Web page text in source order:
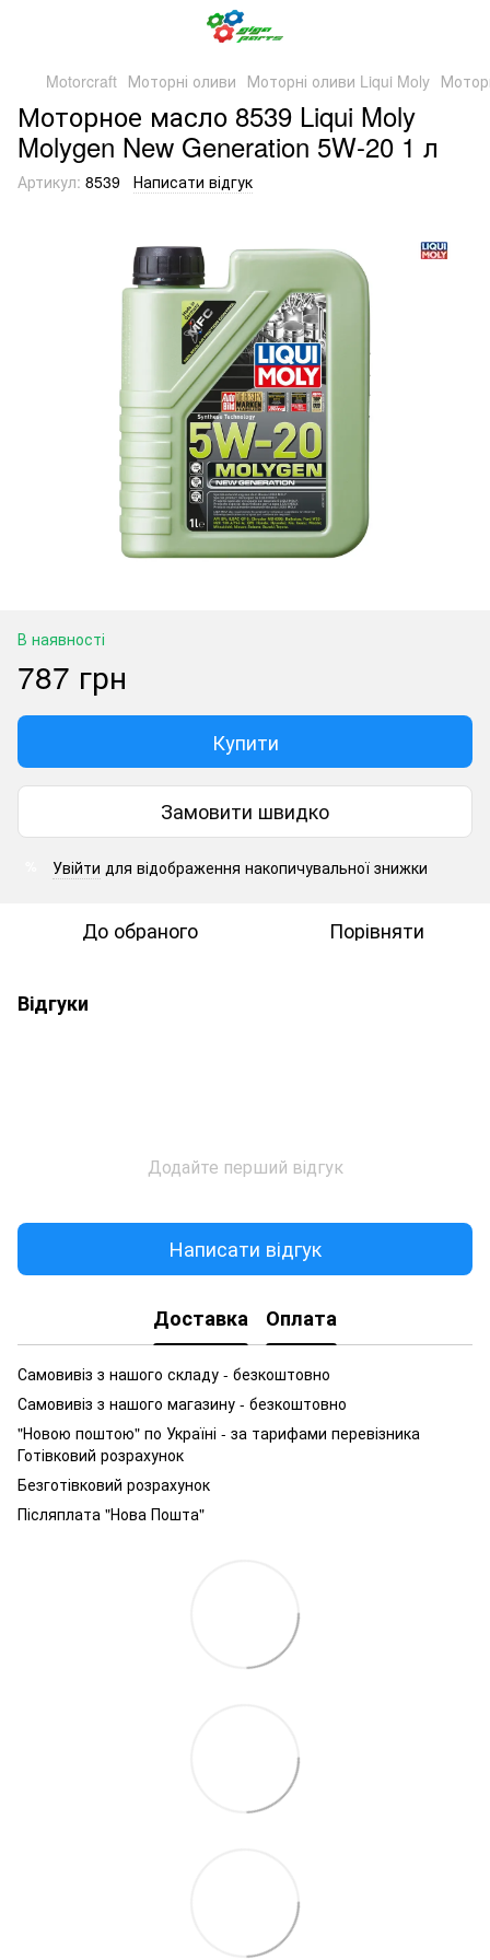
Motorcraft Моторні оливи Моторні оливи Liqui Moly
Моторное масло 8539 Liqui Moly
Molygen New Generation 5W-20 1 л
Артикул: 8539 Написати відгук
В наявності
787 грн
Купити
Замовити швидко
Увійти для відображення накопичувальної знижки
До обраного Порівняти
Відгуки
Додайте перший відгук
Написати відгук
Доставка Оплата
Самовивіз з нашого складу - безкоштовно
Самовивіз з нашого магазину - безкоштовно
"Новою поштою" по Україні - за тарифами перевізника
Готівковий розрахунок
Безготівковий розрахунок
Післяплата "Нова Пошта"